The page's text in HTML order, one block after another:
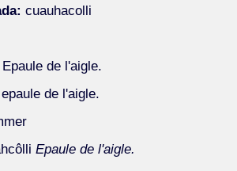
cuauhacolli
Epaule de l'aigle.
epaule de l'aigle.
Epaule de l'aigle.